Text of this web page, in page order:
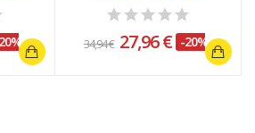
34,94 € 27,96 € -20%